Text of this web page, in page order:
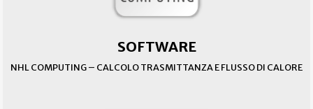
SOFTWARE
NHL COMPUTING – CALCOLO TRASMITTANZA E FLUSSO DI CALORE